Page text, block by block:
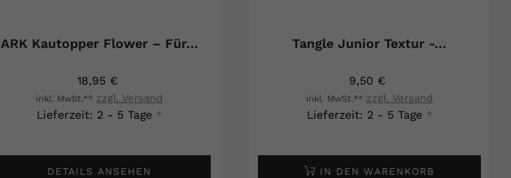
ARK Kautopper Flower – Für...
18,95 €
inkl. MwSt.** zzgl. Versand
Lieferzeit: 2 - 5 Tage *
DETAILS ANSEHEN
Tangle Junior Textur -...
9,50 €
inkl. MwSt.** zzgl. Versand
Lieferzeit: 2 - 5 Tage *
IN DEN WARENKORB